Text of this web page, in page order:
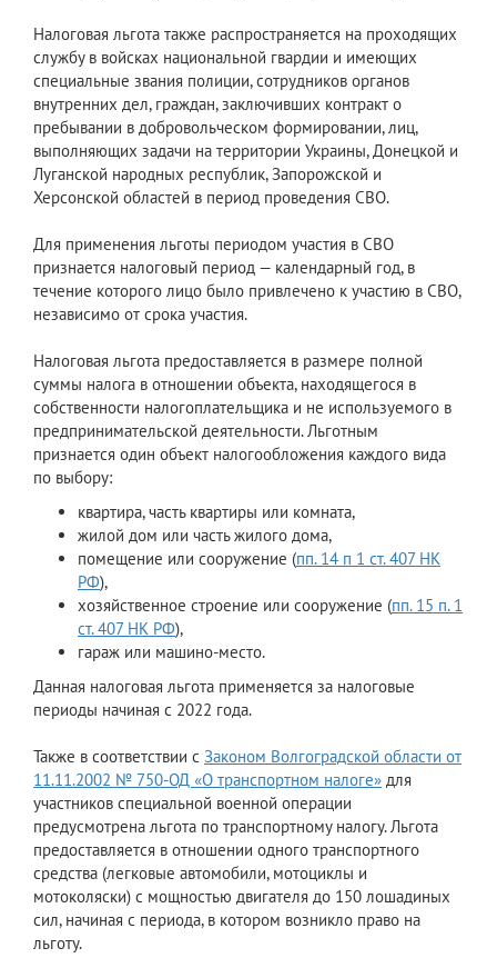
Налоговая льгота также распространяется на проходящих
службу в войсках национальной гвардии и имеющих
специальные звания полиции, сотрудников органов
внутренних дел, граждан, заключивших контракт о
пребывании в добровольческом формировании, лиц,
выполняющих задачи на территории Украины, Донецкой и
Луганской народных республик, Запорожской и
Херсонской областей в период проведения СВО.
Для применения льготы периодом участия в СВО
признается налоговый период — календарный год, в
течение которого лицо было привлечено к участию в СВО,
независимо от срока участия.
Налоговая льгота предоставляется в размере полной
суммы налога в отношении объекта, находящегося в
собственности налогоплательщика и не используемого в
предпринимательской деятельности. Льготным
признается один объект налогообложения каждого вида
по выбору:
квартира, часть квартиры или комната,
жилой дом или часть жилого дома,
помещение или сооружение (пп. 14 п 1 ст. 407 НК
РФ),
хозяйственное строение или сооружение (пп. 15 п. 1
ст. 407 НК РФ),
гараж или машино-место.
Данная налоговая льгота применяется за налоговые
периоды начиная с 2022 года.
Также в соответствии с Законом Волгоградской области от
11.11.2002 № 750-ОД «О транспортном налоге» для
участников специальной военной операции
предусмотрена льгота по транспортному налогу. Льгота
предоставляется в отношении одного транспортного
средства (легковые автомобили, мотоциклы и
мотоколяски) с мощностью двигателя до 150 лошадиных
сил, начиная с периода, в котором возникло право на
льготу.